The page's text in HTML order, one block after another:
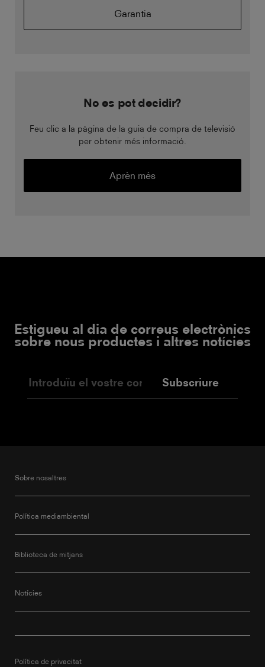
Garantia
No es pot decidir?
Feu clic a la pàgina de la guia de compra de televisió
per obtenir més informació.
Aprèn més
Estigueu al dia de correus electrònics
sobre nous productes i altres notícies
Subscriure
Sobre nosaltres
Política mediambiental
Biblioteca de mitjans
Notícies
Política de privacitat